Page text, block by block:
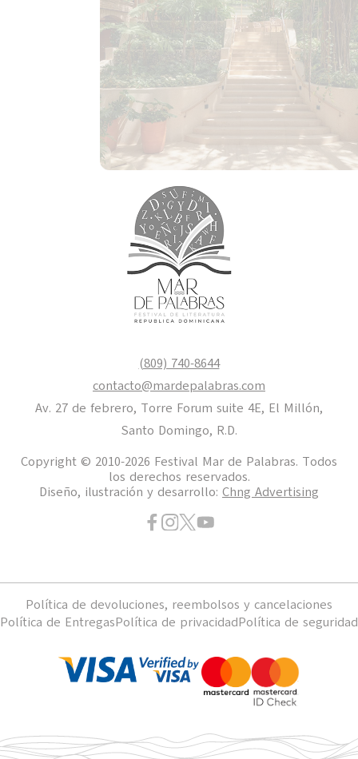
(809) 740-8644
contacto@mardepalabras.com
Av. 27 de febrero, Torre Forum suite 4E, El Millón,
Santo Domingo, R.D.
Copyright © 2010-2026 Festival Mar de Palabras. Todos
los derechos reservados.
Diseño, ilustración y desarrollo: Chng Advertising
Política de devoluciones, reembolsos y cancelaciones
Política de EntregasPolítica de privacidadPolítica de seguridad